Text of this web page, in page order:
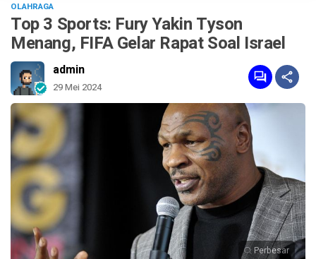
OLAHRAGA
Top 3 Sports: Fury Yakin Tyson
Menang, FIFA Gelar Rapat Soal Israel
admin
29 Mei 2024
Perbesar